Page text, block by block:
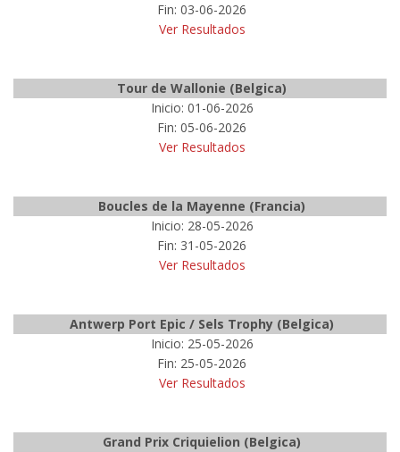
Fin: 03-06-2026
Ver Resultados
Tour de Wallonie (Belgica)
Inicio: 01-06-2026
Fin: 05-06-2026
Ver Resultados
Boucles de la Mayenne (Francia)
Inicio: 28-05-2026
Fin: 31-05-2026
Ver Resultados
Antwerp Port Epic / Sels Trophy (Belgica)
Inicio: 25-05-2026
Fin: 25-05-2026
Ver Resultados
Grand Prix Criquielion (Belgica)